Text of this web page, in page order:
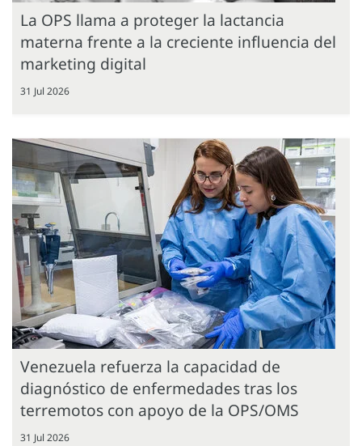
La OPS llama a proteger la lactancia
materna frente a la creciente influencia del
marketing digital
31 Jul 2026
Venezuela refuerza la capacidad de
diagnóstico de enfermedades tras los
terremotos con apoyo de la OPS/OMS
31 Jul 2026